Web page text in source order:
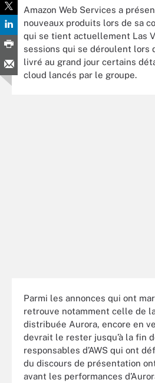
Amazon Web Services a
nouveaux produits lors de sa
qui se tient actuellement Las
sessions qui se déroulent lors
livré au grand jour certains
cloud lancés par le groupe.
Parmi les annonces qui ont
retrouve notamment celle de
distribuée Aurora, encore en
devrait le rester jusqu’à la fin
responsables d’AWS qui ont
du discours de présentation
avant les performances